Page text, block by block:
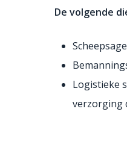
De volgende
Logistieke
verzorging